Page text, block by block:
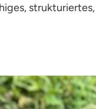
strukturiertes,